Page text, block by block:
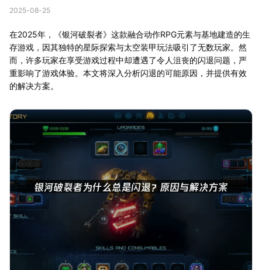
2025-08-25
在2025年，《银河破裂者》这款融合动作RPG元素与基地建造的生
存游戏，因其独特的星际探索与太空装甲玩法吸引了无数玩家。然
而，许多玩家在享受游戏过程中却遭遇了令人沮丧的闪退问题，严
重影响了游戏体验。本文将深入分析闪退的可能原因，并提供有效
的解决方案。